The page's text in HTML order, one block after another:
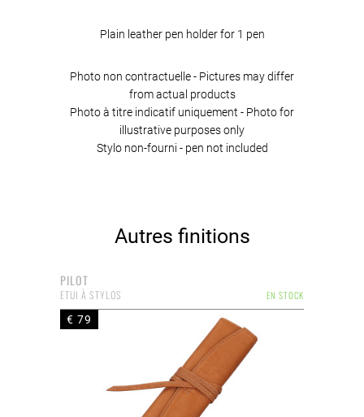
Plain leather pen holder for 1 pen
Photo non contractuelle - Pictures may differ
from actual products
Photo à titre indicatif uniquement - Photo for
illustrative purposes only
Stylo non-fourni - pen not included
Autres finitions
PILOT
EN STOCK
ETUI À STYLOS
€ 79